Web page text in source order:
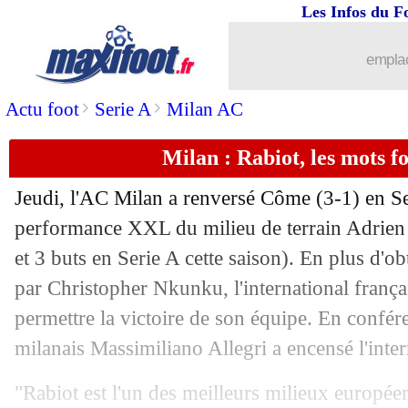
Actu foot> Serie A> Milan AC
Les Infos du
Milan : Rabiot, les mots
Jeudi, l'AC Milan a renversé Côme (3-1) en
performance XXL du milieu de terrain
et 3 buts en Serie A cette saison). En plus
par Christopher Nkunku, l'international
permettre la victoire de son équipe. En
milanais Massimiliano Allegri a encensé
"Rabiot est l'un des meilleurs milieux
Fiorentina : approche du PFC pour
16/01 OM: fuir face aux critiques ? De
16/01 Rennes: Meïté, un danger avec Al-
16/01 Lyon: Satriano, Fonseca confirme
16/01 Reims : Zabi, le Paris FC a offert 25
16/01 Real: Mbappé dans le groupe dès
: Alaba suivi par Besiktas